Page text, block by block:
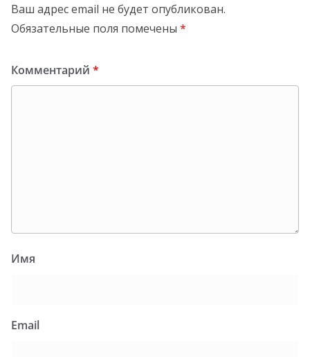
Ваш адрес email не будет опубликован.
Обязательные поля помечены *
Комментарий *
Имя
Email